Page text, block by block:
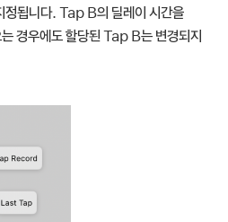
됩니다. Tap B의 딜레이 시간을
경우에도 할당된 Tap B는 변경되지